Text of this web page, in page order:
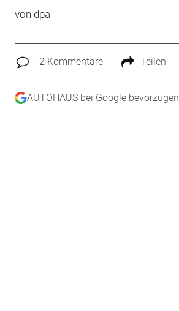
von dpa
2 Kommentare Teilen
AUTOHAUS bei Google bevorzugen